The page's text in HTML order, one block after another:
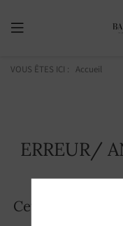
VOUS ÊTES ICI : Accueil
ERREUR/
Cette page